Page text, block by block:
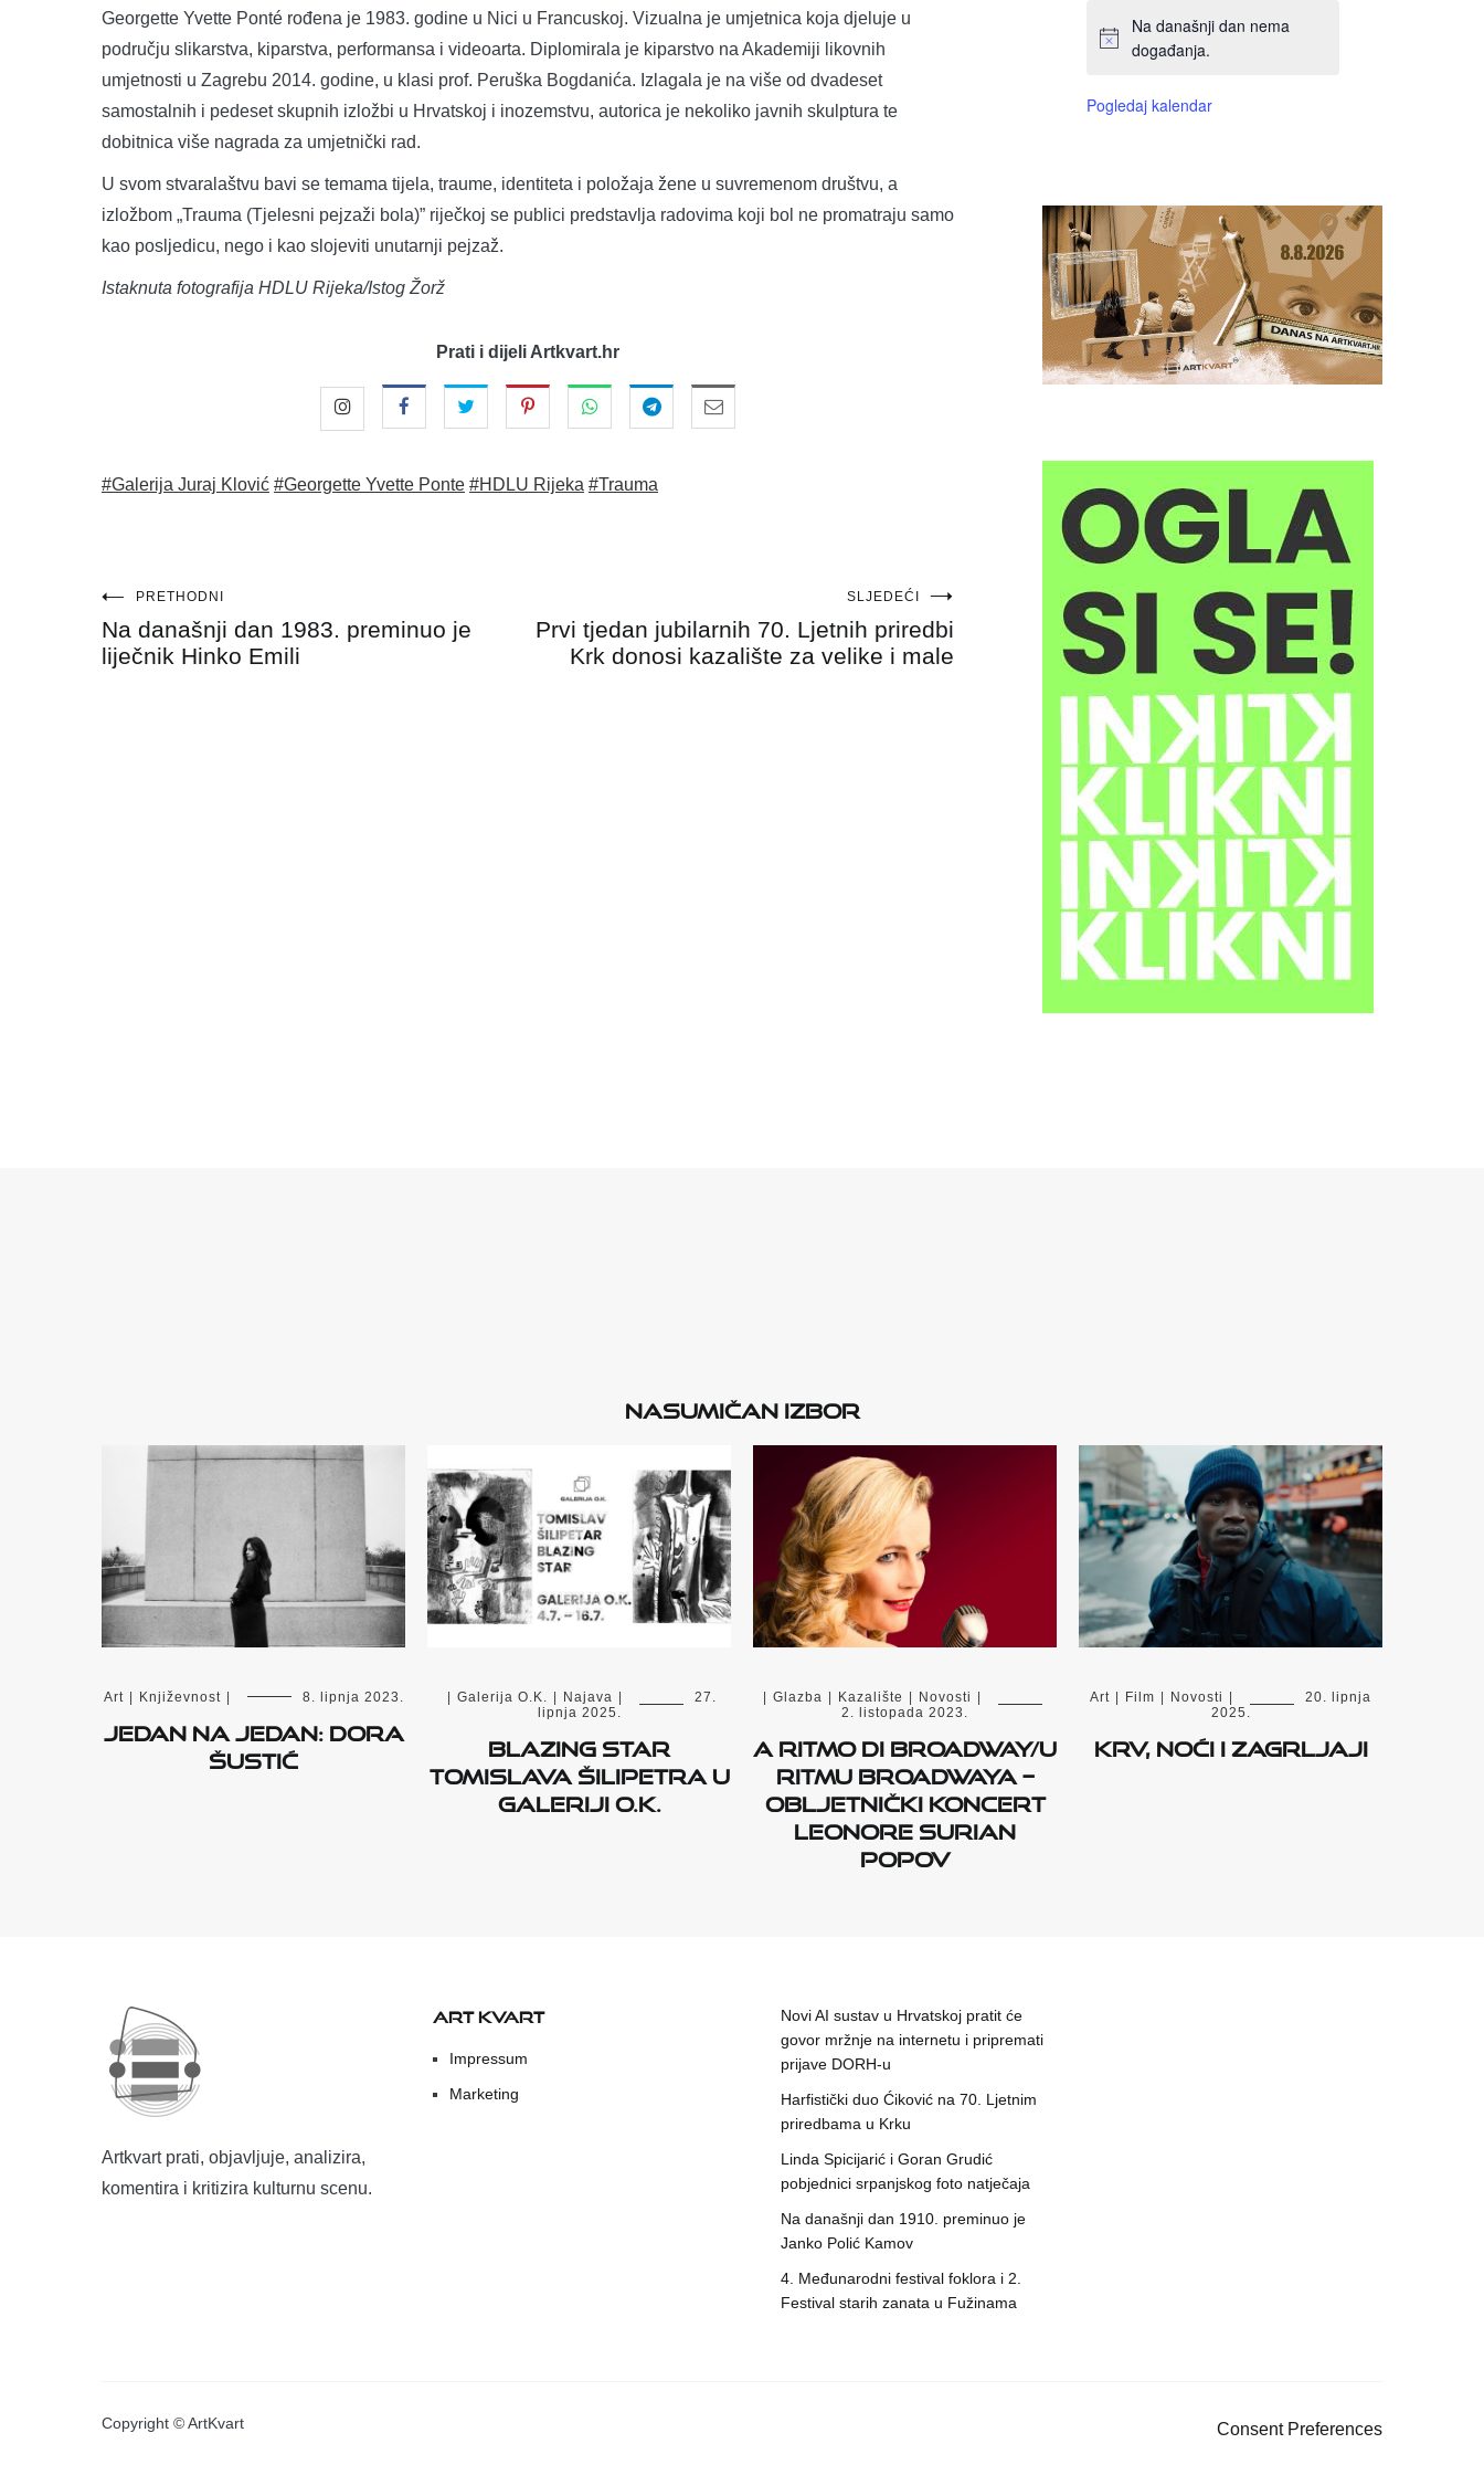
Georgette Yvette Ponté rođena je 1983. godine u Nici u Francuskoj. Vizualna je umjetnica koja djeluje u
području slikarstva, kiparstva, performansa i videoarta. Diplomirala je kiparstvo na Akademiji likovnih
umjetnosti u Zagrebu 2014. godine, u klasi prof. Peruška Bogdanića. Izlagala je na više od dvadeset
samostalnih i pedeset skupnih izložbi u Hrvatskoj i inozemstvu, autorica je nekoliko javnih skulptura te
dobitnica više nagrada za umjetnički rad.
U svom stvaralaštvu bavi se temama tijela, traume, identiteta i položaja žene u suvremenom društvu, a
izložbom „Trauma (Tjelesni pejzaži bola)” riječkoj se publici predstavlja radovima koji bol ne promatraju samo
kao posljedicu, nego i kao slojeviti unutarnji pejzaž.
Istaknuta fotografija HDLU Rijeka/Istog Žorž
Prati i dijeli Artkvart.hr
#Galerija Juraj Klović #Georgette Yvette Ponte #HDLU Rijeka #Trauma
Navigacija
objava
PRETHODNI
Na današnji dan 1983. preminuo je
liječnik Hinko Emili
SLJEDEĆI
Prvi tjedan jubilarnih 70. Ljetnih priredbi
Krk donosi kazalište za velike i male
Na današnji dan nema
događanja.
Pogledaj kalendar
Nasumičan izbor
Art Književnost 8. lipnja 2023.
Jedan na Jedan: Dora
Šustić
Galerija O.K. Najava
27.
lipnja 2025.
Blazing star
Tomislava Šilipetra u
Galeriji O.K.
Glazba Kazalište Novosti
2. listopada 2023.
A ritmo di Broadway/U
ritmu Broadwaya –
obljetnički koncert
Leonore Surian
Popov
Art Film Novosti
20. lipnja
2025.
Krv, noći i zagrljaji
Artkvart prati, objavljuje, analizira,
komentira i kritizira kulturnu scenu.
ART KVART
Impressum
Marketing
Novi AI sustav u Hrvatskoj pratit će
govor mržnje na internetu i pripremati
prijave DORH-u
Harfistički duo Ćiković na 70. Ljetnim
priredbama u Krku
Linda Spicijarić i Goran Grudić
pobjednici srpanjskog foto natječaja
Na današnji dan 1910. preminuo je
Janko Polić Kamov
4. Međunarodni festival foklora i 2.
Festival starih zanata u Fužinama
Copyright © ArtKvart Consent Preferences